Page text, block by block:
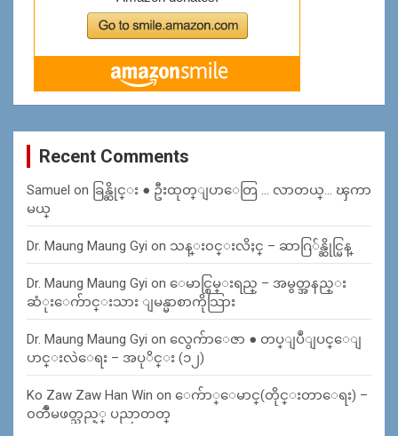
Recent Comments
Samuel on ခြန္ဆိုင္း ● ဦးထုတ္ျပာေတြ … လာတယ္… ၾကာ
မယ္
Dr. Maung Maung Gyi on သန္း၀င္းလိႈင္ – ဆာဂြ်န္ဆိုင္မြန္
Dr. Maung Maung Gyi on ေမာင္စြမ္းရည္ – အမွတ္အနည္း
ဆံုးေက်ာင္းသား ျမန္မာစာကိုသြား
Dr. Maung Maung Gyi on လွေက်ာေဇာ ● တပ္ျပဳျပင္ေျ
ပာင္းလဲေရး – အပုိင္း (၁၂)
Ko Zaw Zaw Han Win on ေက်ာ္ေမာင္(တိုင္းတာေရး) –
၀တၳဳမဖတ္သည့္ ပညာတတ္